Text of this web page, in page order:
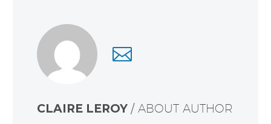
CLAIRE LEROY / ABOUT AUTHOR